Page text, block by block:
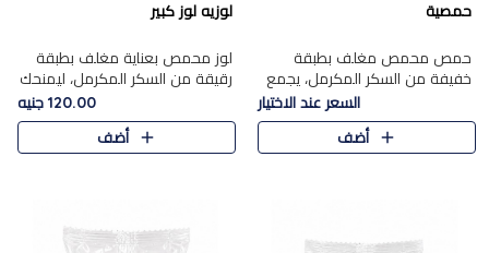
حمصية
حمص محمص مغلف بطبقة
خفيفة من السكر المكرمل، يجمع
بين القرمشة المميزة والطعم
الشرقي الأصيل في واحدة من أشهر
حلويات الموسم.
السعر عند الاختيار
أضف
لوزيه لوز كبير
لوز محمص بعناية مغلف بطبقة
رقيقة من السكر المكرمل، ليمنحك
قرمشة راقية ونكهة غنية تبرز
فخامة اللوز في كل قطعة.
120.00 جنيه
أضف